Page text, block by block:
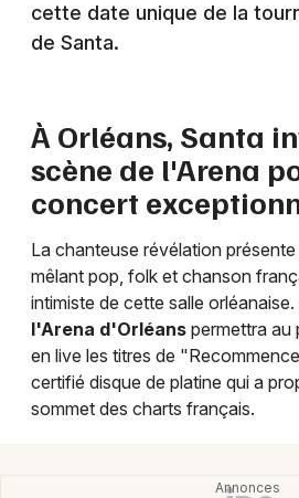
Sorties & loisirs
Chanson française dans le
Chanson française dans le
Newsletter des sorties
Artistes en tournée
cette date unique de la
de Santa.
À Orléans, Santa
scène de l'Arena
concert
La chanteuse révélation
mêlant pop, folk et chanson
intimiste de cette salle orléanaise.
l'Arena d'Orléans permettra au
en live les titres de
certifié disque de platine qui a
sommet des charts français.